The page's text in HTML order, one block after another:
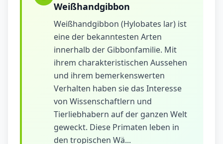
Weißhandgibbon
Weißhandgibbon (Hylobates lar) ist
eine der bekanntesten Arten
innerhalb der Gibbonfamilie. Mit
ihrem charakteristischen Aussehen
und ihrem bemerkenswerten
Verhalten haben sie das Interesse
von Wissenschaftlern und
Tierliebhabern auf der ganzen Welt
geweckt. Diese Primaten leben in
den tropischen Wä...